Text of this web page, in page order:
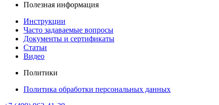
Полезная информация
Инструкции
Часто задаваемые вопросы
Документы и сертификаты
Статьи
Видео
Политики
Политика обработки персональных данных